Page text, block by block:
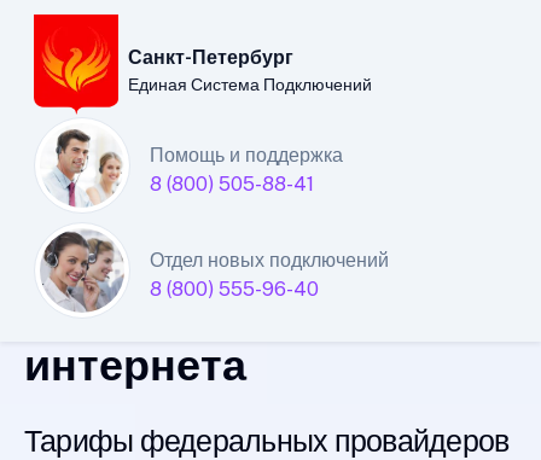
Санкт-Петербург
Единая Система Подключений
Помощь и поддержка
8 (800) 505-88-41
Отдел новых подключений
8 (800) 555-96-40
Санкт-Петербургский
филиал
Единой Системы
Подключений
интернета
Тарифы федеральных провайдеров